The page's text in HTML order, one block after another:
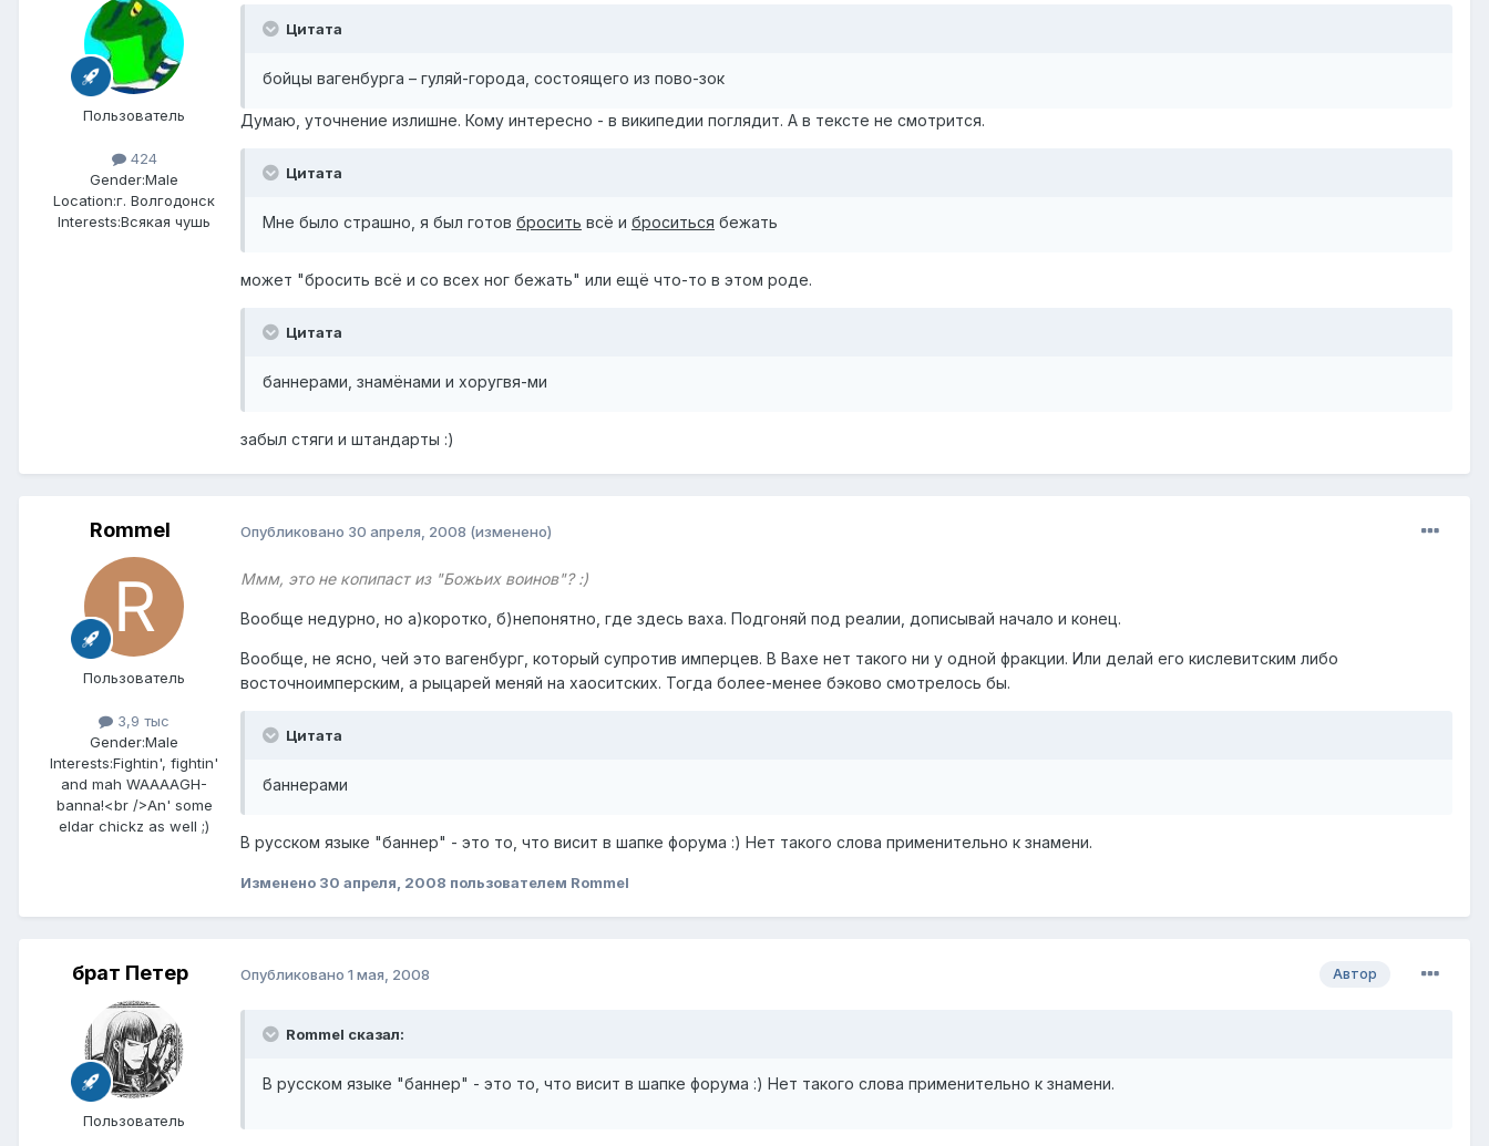
Пользователь
424
Gender:Male
Location:г. Волгодонск
Interests:Всякая чушь
Цитата
бойцы вагенбурга – гуляй-города, состоящего из пово-зок
Думаю, уточнение излишне. Кому интересно - в википедии поглядит. А в тексте не смотрится.
Цитата
Мне было страшно, я был готов бросить всё и броситься бежать
может "бросить всё и со всех ног бежать" или ещё что-то в этом роде.
Цитата
баннерами, знамёнами и хоругвя-ми
забыл стяги и штандарты :)
Rommel
Пользователь
3,9 тыс
Gender:Male
Interests:Fightin', fightin'
and mah WAAAAGH-
banna!<br />An' some
eldar chickz as well ;)
Опубликовано 30 апреля, 2008 (изменено)
Ммм, это не копипаст из "Божьих воинов"? :)
Вообще недурно, но а)коротко, б)непонятно, где здесь ваха. Подгоняй под реалии, дописывай начало и конец.
Вообще, не ясно, чей это вагенбург, который супротив имперцев. В Вахе нет такого ни у одной фракции. Или делай его кислевитским либо
восточноимперским, а рыцарей меняй на хаоситских. Тогда более-менее бэково смотрелось бы.
Цитата
баннерами
В русском языке "баннер" - это то, что висит в шапке форума :) Нет такого слова применительно к знамени.
Изменено 30 апреля, 2008 пользователем Rommel
брат Петер
Пользователь
Автор
Опубликовано 1 мая, 2008
Rommel сказал:
В русском языке "баннер" - это то, что висит в шапке форума :) Нет такого слова применительно к знамени.